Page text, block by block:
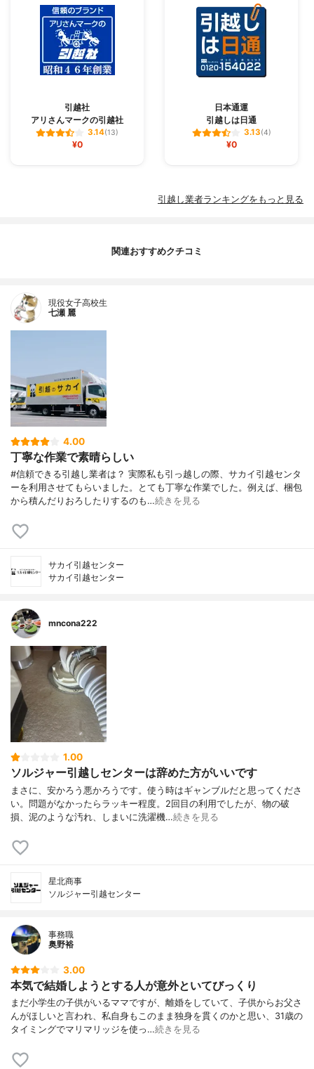
引越社
アリさんマークの引越社
3.14(13)
¥0
日本通運
引越しは日通
3.13(4)
¥0
引越し業者ランキングをもっと見る
関連おすすめクチコミ
現役女子高校生
七瀬 麗
4.00
丁寧な作業で素晴らしい
#信頼できる引越し業者は？ 実際私も引っ越しの際、サカイ引越センタ
ーを利用させてもらいました。とても丁寧な作業でした。例えば、梱包
から積んだりおろしたりするのも…続きを見る
サカイ引越センター
サカイ引越センター
mncona222
1.00
ソルジャー引越しセンターは辞めた方がいいです
まさに、安かろう悪かろうです。使う時はギャンブルだと思ってくださ
い。問題がなかったらラッキー程度。2回目の利用でしたが、物の破
損、泥のような汚れ、しまいに洗濯機…続きを見る
星北商事
ソルジャー引越センター
事務職
奥野裕
3.00
本気で結婚しようとする人が意外といてびっくり
まだ小学生の子供がいるママですが、離婚をしていて、子供からお父さ
んがほしいと言われ、私自身もこのまま独身を貫くのかと思い、31歳の
タイミングでマリマリッジを使っ…続きを見る